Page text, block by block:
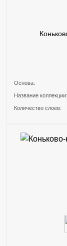
Основа:
Название коллекции:
Количество слоев: